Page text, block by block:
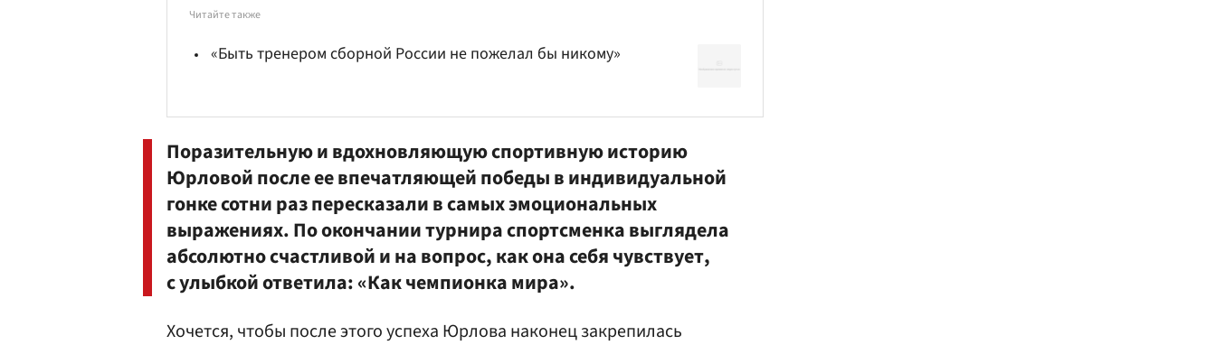
Читайте также
«Быть тренером сборной России не пожелал бы никому»
Поразительную и вдохновляющую спортивную историю
Юрловойпосле ее впечатляющей победы в индивидуальной
гонке сотни раз пересказали в самых эмоциональных
выражениях. По окончании турнира спортсменка выглядела
абсолютно счастливой и на вопрос, как она себя чувствует,
с улыбкой ответила: «Как чемпионка мира».
Хочется, чтобы после этого успеха Юрлова наконец закрепилась